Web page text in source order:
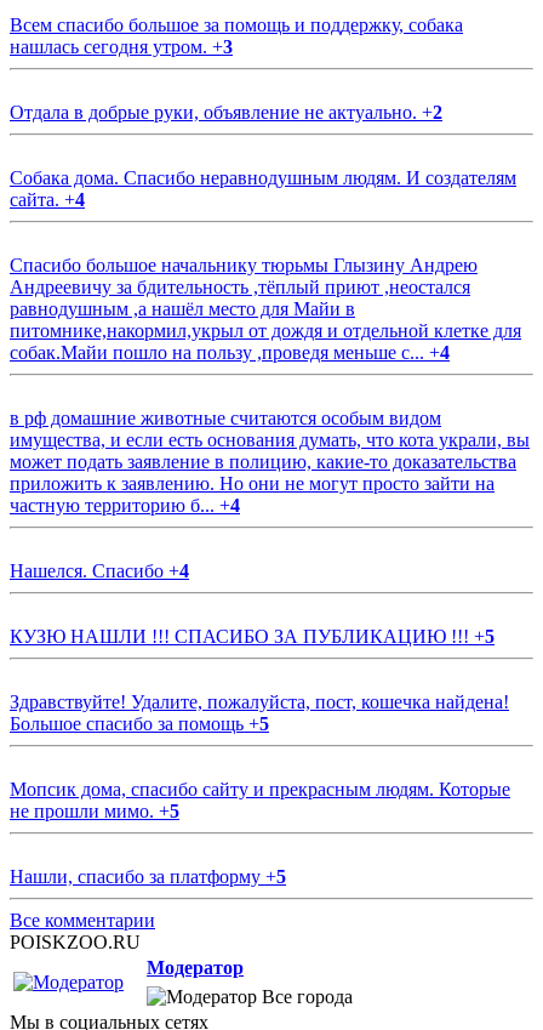
Всем спасибо большое за помощь и поддержку, собака
нашлась сегодня утром. +3
Отдала в добрые руки, объявление не актуально. +2
Собака дома. Спасибо неравнодушным людям. И создателям
сайта. +4
Спасибо большое начальнику тюрьмы Глызину Андрею
Андреевичу за бдительность ,тёплый приют ,неостался
равнодушным ,а нашёл место для Майи в
питомнике,накормил,укрыл от дождя и отдельной клетке для
собак.Майи пошло на пользу ,проведя меньше с... +4
в рф домашние животные считаются особым видом
имущества, и если есть основания думать, что кота украли, вы
может подать заявление в полицию, какие-то доказательства
приложить к заявлению. Но они не могут просто зайти на
частную территорию б... +4
Нашелся. Спасибо +4
КУЗЮ НАШЛИ !!! СПАСИБО ЗА ПУБЛИКАЦИЮ !!! +5
Здравствуйте! Удалите, пожалуйста, пост, кошечка найдена!
Большое спасибо за помощь +5
Мопсик дома, спасибо сайту и прекрасным людям. Которые
не прошли мимо. +5
Нашли, спасибо за платформу +5
Все комментарии
POISKZOO.RU
Модератор
Все города
Мы в социальных сетях